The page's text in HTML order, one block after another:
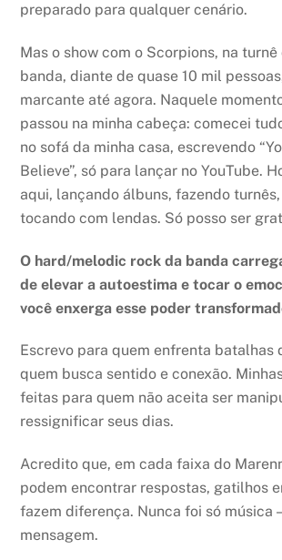
preparado para qualquer cenário.
Mas o show com o Scorpions, na
banda, diante de quase 10 mil
marcante até agora. Naquele
passou na minha cabeça: comecei
no sofá da minha casa, escrevendo
Believe”, só para lançar no YouTube.
aqui, lançando álbuns, fazendo
tocando com lendas. Só posso ser
O hard/melodic rock da banda
de elevar a autoestima e tocar o
você enxerga esse poder
Escrevo para quem enfrenta batalhas
quem busca sentido e conexão.
feitas para quem não aceita ser
ressignificar seus dias.
Acredito que, em cada faixa do
podem encontrar respostas, gatilhos
fazem diferença. Nunca foi só música
mensagem.